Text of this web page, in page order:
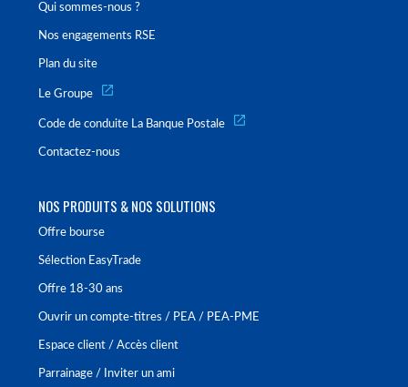
Qui sommes-nous ?
Nos engagements RSE
Plan du site
Le Groupe
Code de conduite La Banque Postale
Contactez-nous
NOS PRODUITS & NOS SOLUTIONS
Offre bourse
Sélection EasyTrade
Offre 18-30 ans
Ouvrir un compte-titres / PEA / PEA-PME
Espace client / Accès client
Parrainage / Inviter un ami